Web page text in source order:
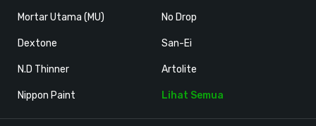
Mortar Utama (MU)
Dextone
N.D Thinner
Nippon Paint
No Drop
San-Ei
Artolite
Lihat Semua